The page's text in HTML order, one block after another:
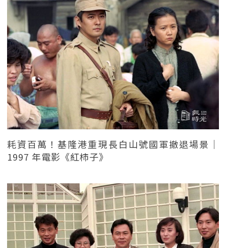
耗資百萬！基隆港重現長白山號國軍撤退場景｜
1997 年電影《紅柿子》